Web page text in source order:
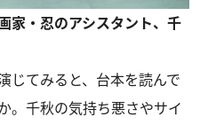
・忍のアシスタント、千
じてみると、台本を読んで
。千秋の気持ち悪さやサイ